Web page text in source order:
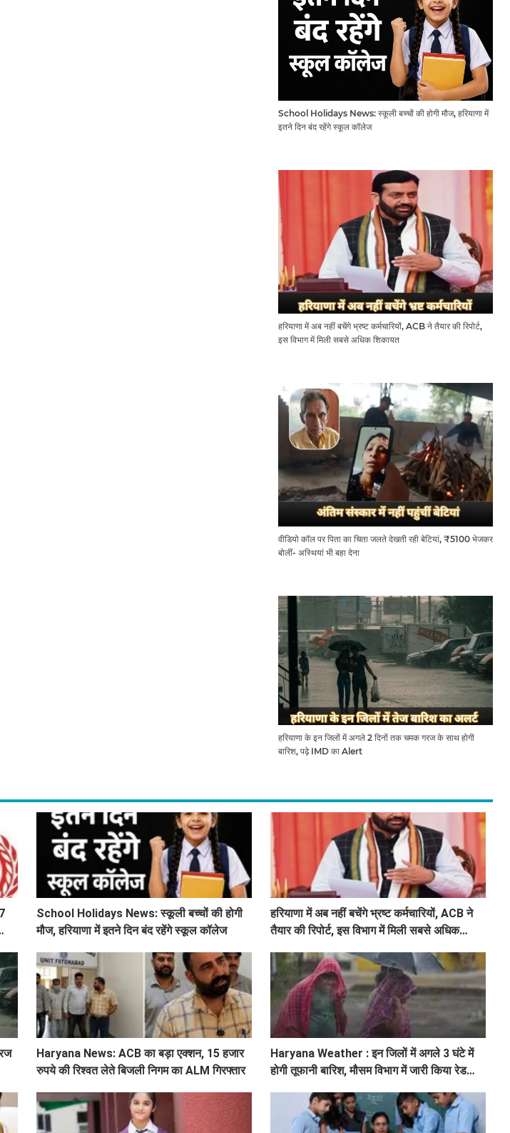
School Holidays News: स्कूली बच्चों की होगी मौज, हरियाणा में
इतने दिन बंद रहेंगे स्कूल कॉलेज
हरियाणा में अब नहीं बचेंगे भ्रष्ट कर्मचारियों, ACB ने तैयार की रिपोर्ट,
इस विभाग में मिली सबसे अधिक शिकायत
वीडियो कॉल पर पिता का चिता जलते देखती रही बेटियां, ₹5100 भेजकर
बोलीं- अस्थियां भी बहा देना
हरियाणा के इन जिलों में अगले 2 दिनों तक चमक गरज के साथ होगी
बारिश, पढ़े IMD का Alert
School Holidays News: स्कूली बच्चों की होगी
मौज, हरियाणा में इतने दिन बंद रहेंगे स्कूल कॉलेज
हरियाणा में अब नहीं बचेंगे भ्रष्ट कर्मचारियों, ACB ने
तैयार की रिपोर्ट, इस विभाग में मिली सबसे अधिक
Haryana News: ACB का बड़ा एक्शन, 15 हजार
रुपये की रिश्वत लेते बिजली निगम का ALM गिरफ्तार
Haryana Weather : इन जिलों में अगले 3 घंटे में
होगी तूफानी बारिश, मौसम विभाग में जारी किया रेड